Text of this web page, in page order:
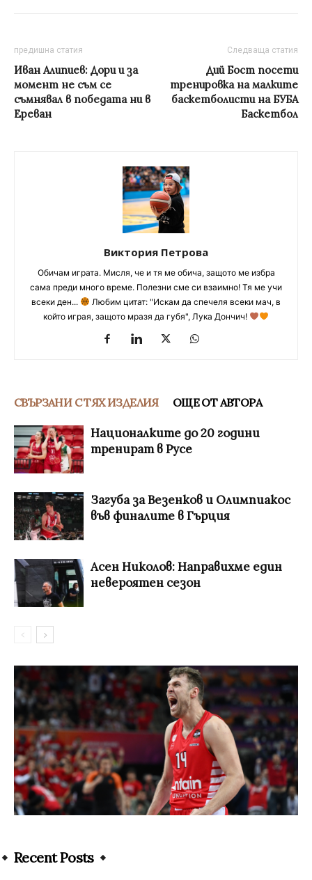
предишна статия
Иван Алипиев: Дори и за
момент не съм се
съмнявал в победата ни в
Ереван
Следваща статия
Дий Бост посети
тренировка на малките
баскетболисти на БУБА
Баскетбол
Виктория Петрова
Обичам играта. Мисля, че и тя ме обича, защото ме избра
сама преди много време. Полезни сме си взаимно! Тя ме учи
всеки ден...
Любим цитат: "Искам да спечеля всеки мач, в
който играя, защото мразя да губя", Лука Дончич!
СВЪРЗАНИ С ТЯХ ИЗДЕЛИЯ ОЩЕ ОТ АВТОРА
Националките до 20 години
тренират в Русе
Загуба за Везенков и Олимпиакос
във финалите в Гърция
Асен Николов: Направихме един
невероятен сезон
Recent Posts